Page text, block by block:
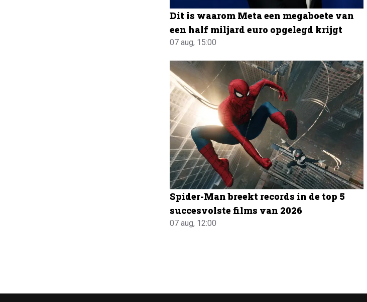
Dit is waarom Meta een megaboete van
een half miljard euro opgelegd krijgt
07 aug, 15:00
Spider-Man breekt records in de top 5
succesvolste films van 2026
07 aug, 12:00